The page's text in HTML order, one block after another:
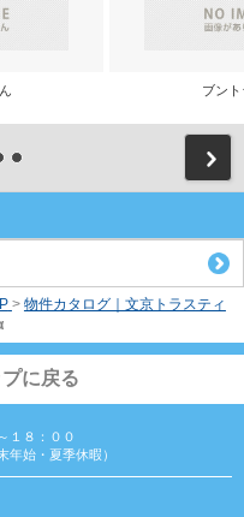
ブン
> 物件カタログ｜文京トラスティ
に戻る
１８：００
年始・夏季休暇）